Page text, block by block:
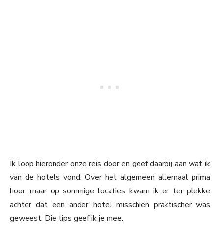
Ik loop hieronder onze reis door en geef daarbij aan wat ik
van de hotels vond. Over het algemeen allemaal prima
hoor, maar op sommige locaties kwam ik er ter plekke
achter dat een ander hotel misschien praktischer was
geweest. Die tips geef ik je mee.